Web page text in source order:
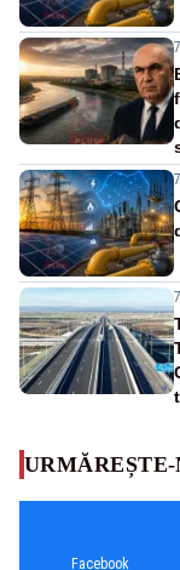
URMĂREȘTE-
Facebook